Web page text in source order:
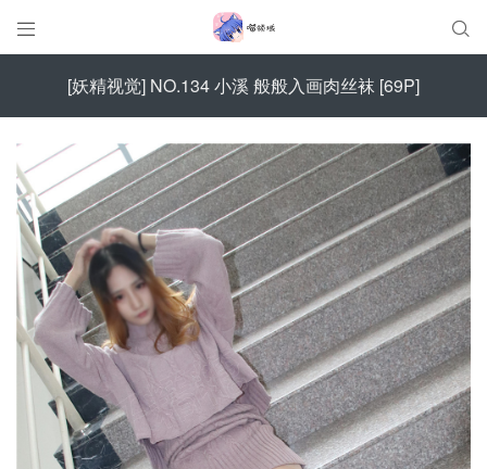
 
[妖精视觉] NO.134 小溪 般般入画肉丝袜 [69P]